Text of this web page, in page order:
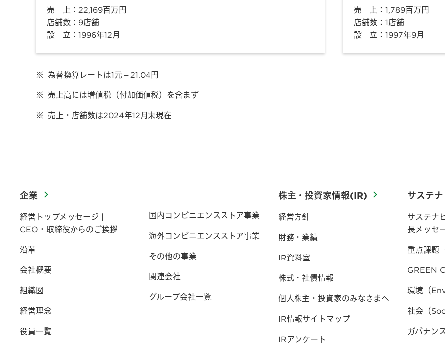
売 上：22,169百万円
店舗数：9店舗
設 立：1996年12月
売 上：1,789百万円
店舗数：1店舗
設 立：1997年9月
※ 為替換算レートは1元＝21.04円
※ 売上高には増値税（付加価値税）を含まず
※ 売上・店舗数は2024年12月末現在
企業
経営トップメッセージ |
CEO・取締役からのご挨拶
沿革
会社概要
組織図
経営理念
役員一覧
国内コンビニエンスストア事業
海外コンビニエンスストア事業
その他の事業
関連会社
グループ会社一覧
株主・投資家情報(IR)
経営方針
財務・業績
IR資料室
株式・社債情報
個人株主・投資家のみなさまへ
IR情報サイトマップ
IRアンケート
サステ
サステナ
長メッセ
重点課題
GREEN
環境（
社会（
ガバナン